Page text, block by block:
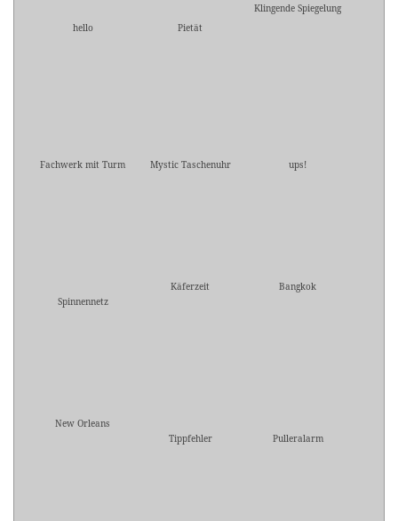
hello Pietät
Klingende Spiegelung
Fachwerk mit Turm Mystic Taschenuhr ups!
Spinnennetz
Käferzeit Bangkok
New Orleans
Tippfehler
Pulleralarm